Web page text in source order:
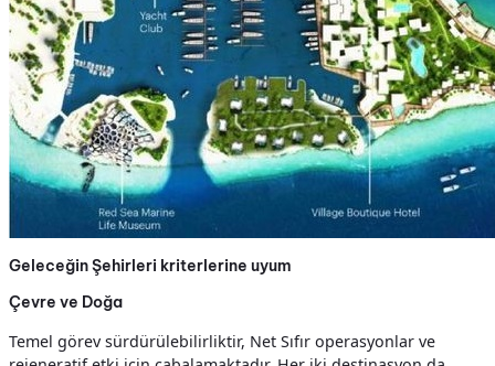
Geleceğin Şehirleri kriterlerine uyum
Çevre ve Doğa
Temel görev sürdürülebilirliktir, Net Sıfır operasyonlar ve